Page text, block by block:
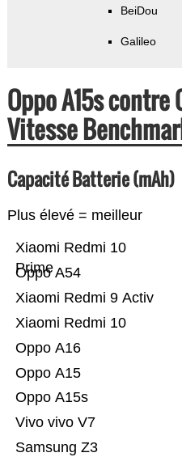
BeiDou
Galileo
Oppo A15s contre
Vitesse
Capacité Batterie (mAh)
Plus élevé = meilleur
Samsung Z3
Vivo vivo V7
Oppo A15s
Oppo A15
Oppo A16
Xiaomi Redmi 10
Xiaomi Redmi 9 Activ
Oppo A54
Xiaomi Redmi 10
Prime